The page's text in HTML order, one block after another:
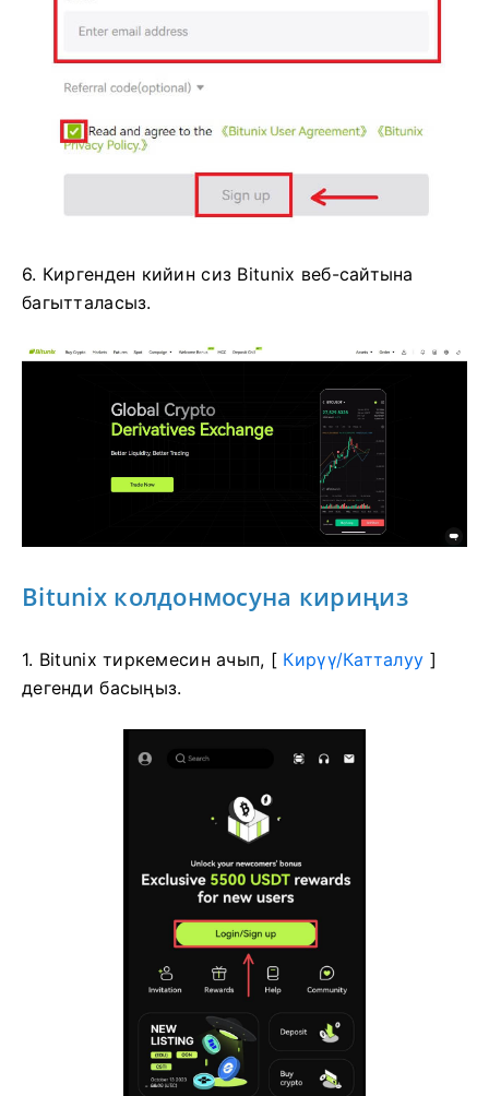
6. Киргенден кийин сиз Bitunix веб-сайтына
багытталасыз.
Bitunix колдонмосуна кириңиз
1. Bitunix тиркемесин ачып, [ Кирүү/Катталуу ]
дегенди басыңыз.